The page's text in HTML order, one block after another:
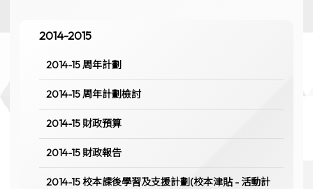
2014-2015
2014-15 周年計劃
2014-15 周年計劃檢討
2014-15 財政預算
2014-15 財政報告
2014-15 校本課後學習及支援計劃(校本津貼 - 活動計